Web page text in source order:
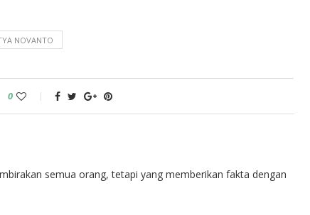
NOVANTO
0
semua orang, tetapi yang memberikan fakta dengan